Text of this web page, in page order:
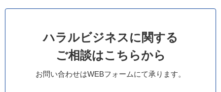
ハラルビジネスに関する
ご相談はこちらから
お問い合わせはWEBフォームにて承ります。